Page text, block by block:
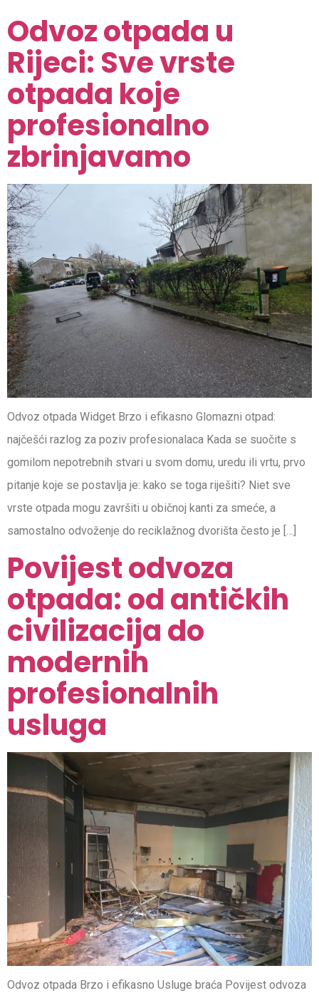
Odvoz otpada u
Rijeci: Sve vrste
otpada koje
profesionalno
zbrinjavamo
Odvoz otpada Widget Brzo i efikasno Glomazni otpad:
najčešći razlog za poziv profesionalaca Kada se suočite s
gomilom nepotrebnih stvari u svom domu, uredu ili vrtu, prvo
pitanje koje se postavlja je: kako se toga riješiti? Niet sve
vrste otpada mogu završiti u običnoj kanti za smeće, a
samostalno odvoženje do reciklažnog dvorišta često je […]
Povijest odvoza
otpada: od antičkih
civilizacija do
modernih
profesionalnih
usluga
Odvoz otpada Brzo i efikasno Usluge braća Povijest odvoza